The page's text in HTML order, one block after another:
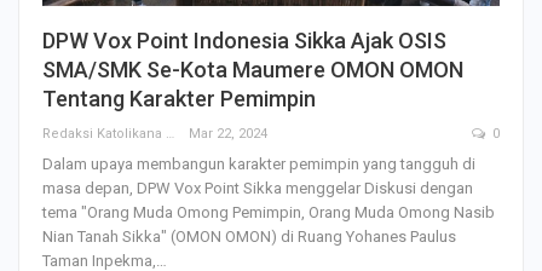
DPW Vox Point Indonesia Sikka Ajak OSIS
SMA/SMK Se-Kota Maumere OMON OMON
Tentang Karakter Pemimpin
Redaksi Katolikana Mar 22, 2024 0
Dalam upaya membangun karakter pemimpin yang tangguh di
masa depan, DPW Vox Point Sikka menggelar Diskusi dengan
tema "Orang Muda Omong Pemimpin, Orang Muda Omong Nasib
Nian Tanah Sikka" (OMON OMON) di Ruang Yohanes Paulus
Taman Inpekma,…